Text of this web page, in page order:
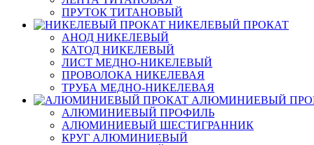
ПРУТОК ТИТАНОВЫЙ
НИКЕЛЕВЫЙ ПРОКАТ
АНОД НИКЕЛЕВЫЙ
КАТОД НИКЕЛЕВЫЙ
ЛИСТ МЕДНО-НИКЕЛЕВЫЙ
ПРОВОЛОКА НИКЕЛЕВАЯ
ТРУБА МЕДНО-НИКЕЛЕВАЯ
АЛЮМИНИЕВЫЙ
АЛЮМИНИЕВЫЙ ПРОФИЛЬ
АЛЮМИНИЕВЫЙ ШЕСТИГРАННИК
КРУГ АЛЮМИНИЕВЫЙ